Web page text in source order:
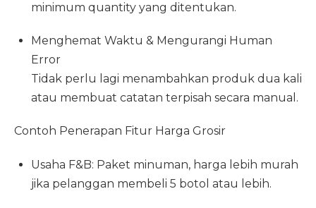
minimum quantity yang ditentukan.
Menghemat Waktu & Mengurangi Human
Error
Tidak perlu lagi menambahkan produk dua kali
atau membuat catatan terpisah secara manual.
Contoh Penerapan Fitur Harga Grosir
Usaha F&B: Paket minuman, harga lebih murah
jika pelanggan membeli 5 botol atau lebih.